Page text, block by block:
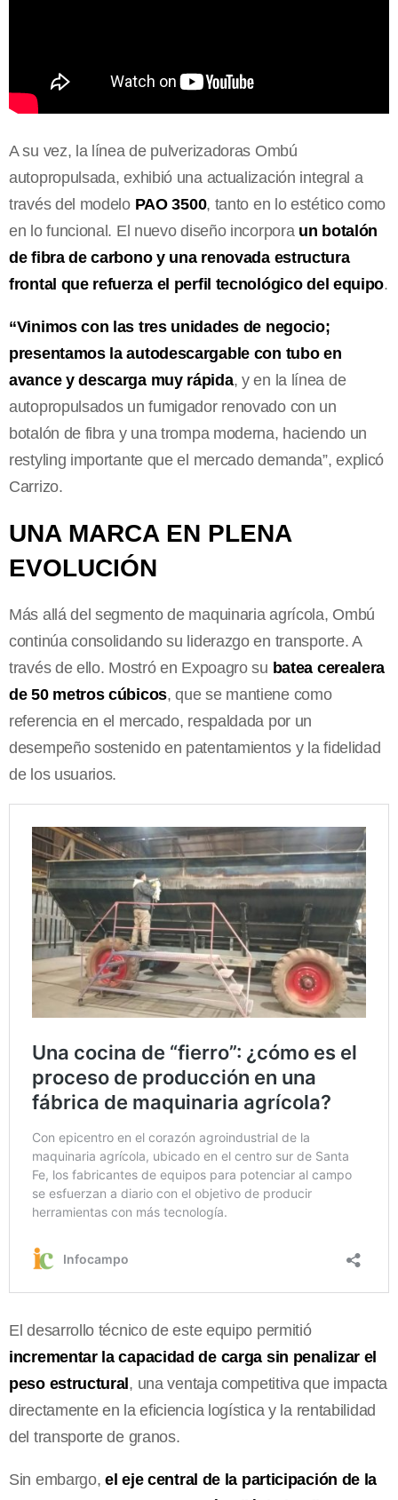
A su vez, la línea de pulverizadoras Ombú
autopropulsada, exhibió una actualización integral a
través del modelo PAO 3500, tanto en lo estético como
en lo funcional. El nuevo diseño incorpora un botalón
de fibra de carbono y una renovada estructura
frontal que refuerza el perfil tecnológico del equipo.
“Vinimos con las tres unidades de negocio;
presentamos la autodescargable con tubo en
avance y descarga muy rápida, y en la línea de
autopropulsados un fumigador renovado con un
botalón de fibra y una trompa moderna, haciendo un
restyling importante que el mercado demanda”, explicó
Carrizo.
UNA MARCA EN PLENA
EVOLUCIÓN
Más allá del segmento de maquinaria agrícola, Ombú
continúa consolidando su liderazgo en transporte. A
través de ello. Mostró en Expoagro su batea cerealera
de 50 metros cúbicos, que se mantiene como
referencia en el mercado, respaldada por un
desempeño sostenido en patentamientos y la fidelidad
de los usuarios.
El desarrollo técnico de este equipo permitió
incrementar la capacidad de carga sin penalizar el
peso estructural , una ventaja competitiva que impacta
directamente en la eficiencia logística y la rentabilidad
del transporte de granos.
Sin embargo,el eje central de la participación de la